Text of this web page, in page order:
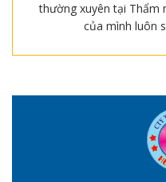
thường xuyên tại Thẩm
của mình luôn